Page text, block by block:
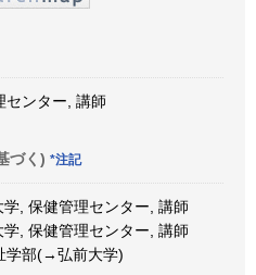
センター, 講師
づく) *注記
, 保健管理センター, 講師
, 保健管理センター, 講師
学部(→弘前大学)